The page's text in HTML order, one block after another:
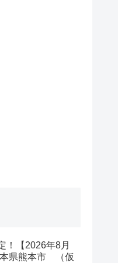
！【2026年8月
県熊本市 （仮